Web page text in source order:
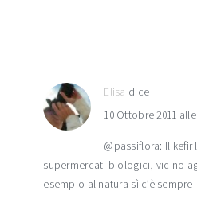
Elisa dice
10 Ottobre 2011 alle
@passiflora: Il
supermercati biologici, vicino
esempio al natura sì c’è sempre